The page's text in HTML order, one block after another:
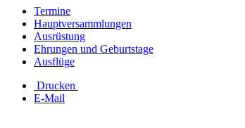
Termine
Hauptversammlungen
Ausrüstung
Ehrungen und Geburtstage
Ausflüge
Drucken
E-Mail